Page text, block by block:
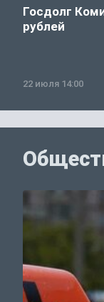
Госдолг
рублей
22 июля 14:00